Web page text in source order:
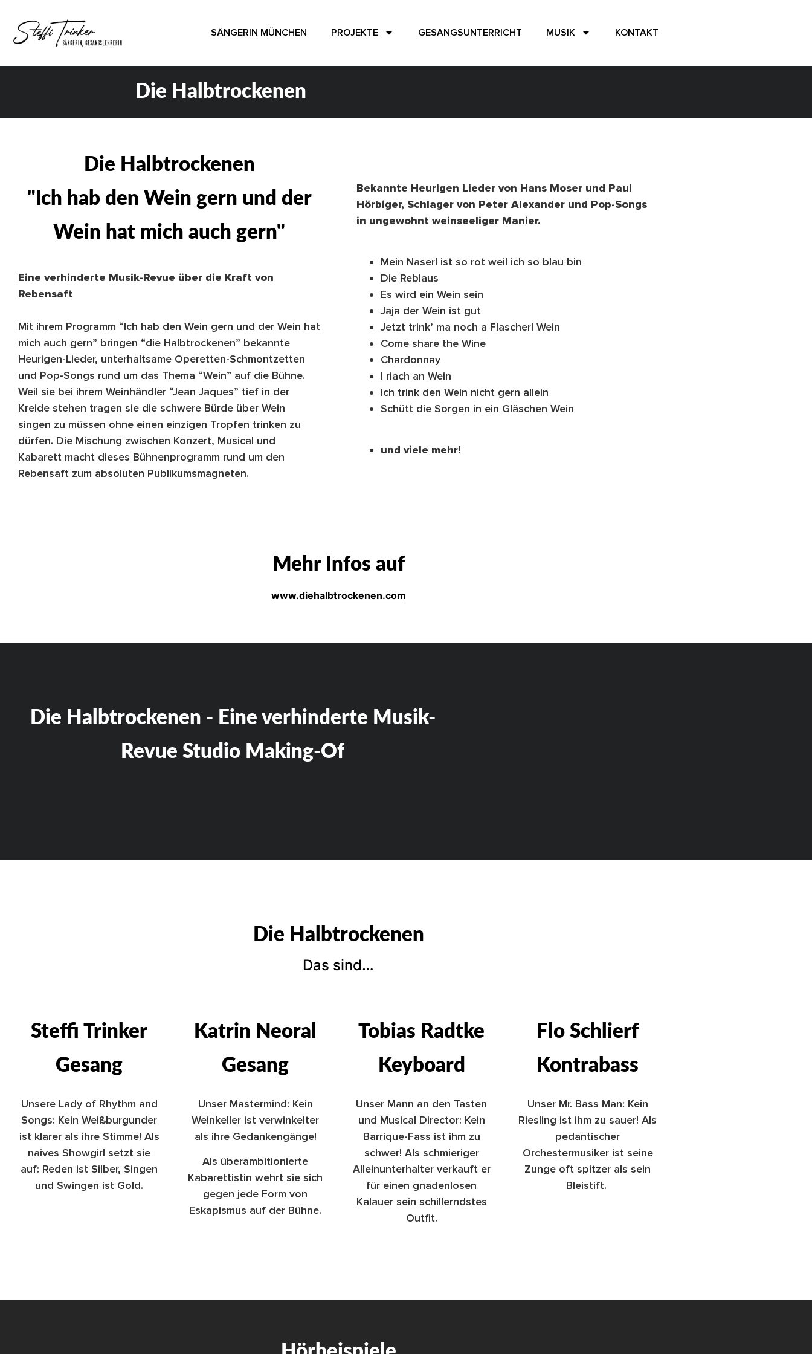
SÄNGERIN MÜNCHEN PROJEKTE GESANGSUNTERRICHT MUSIK KONTAKT
Die Halbtrockenen
Die Halbtrockenen
"Ich hab den Wein gern und der
Wein hat mich auch gern"
Eine verhinderte Musik-Revue über die Kraft von
Rebensaft
Mit ihrem Programm “Ich hab den Wein gern und der Wein hat
mich auch gern” bringen “die Halbtrockenen” bekannte
Heurigen-Lieder, unterhaltsame Operetten-Schmontzetten
und Pop-Songs rund um das Thema “Wein” auf die Bühne.
Weil sie bei ihrem Weinhändler “Jean Jaques” tief in der
Kreide stehen tragen sie die schwere Bürde über Wein
singen zu müssen ohne einen einzigen Tropfen trinken zu
dürfen. Die Mischung zwischen Konzert, Musical und
Kabarett macht dieses Bühnenprogramm rund um den
Rebensaft zum absoluten Publikumsmagneten.
Bekannte Heurigen Lieder von Hans Moser und Paul
Hörbiger, Schlager von Peter Alexander und Pop-Songs
in ungewohnt weinseeliger Manier.
Mein Naserl ist so rot weil ich so blau bin
Die Reblaus
Es wird ein Wein sein
Jaja der Wein ist gut
Jetzt trink’ ma noch a Flascherl Wein
Come share the Wine
Chardonnay
I riach an Wein
Ich trink den Wein nicht gern allein
Schütt die Sorgen in ein Gläschen Wein
und viele mehr!
Mehr Infos auf
www.diehalbtrockenen.com
Die Halbtrockenen - Eine verhinderte Musik-
Revue Studio Making-Of
Die Halbtrockenen
Das sind…
Steffi Trinker
Gesang
Unsere Lady of Rhythm and
Songs: Kein Weißburgunder
ist klarer als ihre Stimme! Als
naives Showgirl setzt sie
auf: Reden ist Silber, Singen
und Swingen ist Gold.
Katrin Neoral
Gesang
Unser Mastermind: Kein
Weinkeller ist verwinkelter
als ihre Gedankengänge!
Als überambitionierte
Kabarettistin wehrt sie sich
gegen jede Form von
Eskapismus auf der Bühne.
Tobias Radtke
Keyboard
Unser Mann an den Tasten
und Musical Director: Kein
Barrique-Fass ist ihm zu
schwer! Als schmieriger
Alleinunterhalter verkauft er
für einen gnadenlosen
Kalauer sein schillerndstes
Outfit.
Flo Schlierf
Kontrabass
Unser Mr. Bass Man: Kein
Riesling ist ihm zu sauer! Als
pedantischer
Orchestermusiker ist seine
Zunge oft spitzer als sein
Bleistift.